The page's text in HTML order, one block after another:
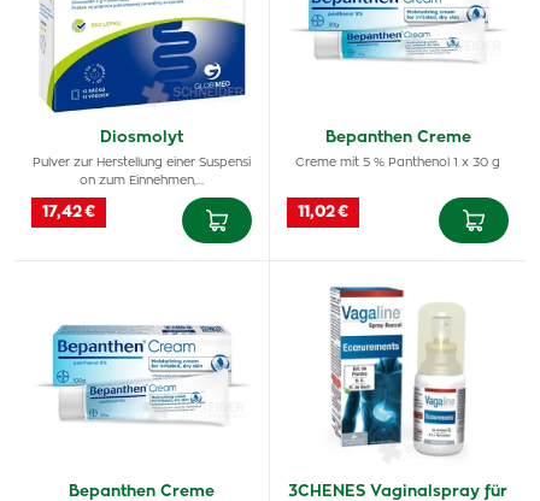
Diosmolyt
Pulver zur Herstellung einer Suspensi
on zum Einnehmen,…
17,42 €
Bepanthen Creme
Creme mit 5 % Panthenol 1 x 30 g
11,02 €
Bepanthen Creme
3CHENES Vaginalspray für